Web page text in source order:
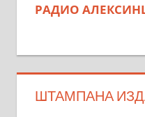
РАДИО
ШТАМПАНА